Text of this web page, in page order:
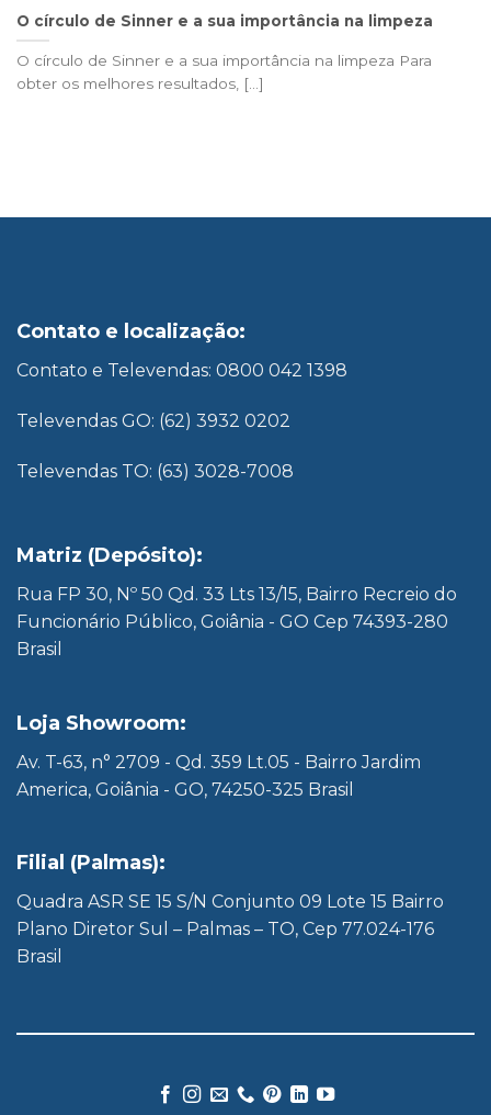
O círculo de Sinner e a sua importância na limpeza
O círculo de Sinner e a sua importância na limpeza Para
obter os melhores resultados, [...]
Contato e localização:
Contato e Televendas: 0800 042 1398
Televendas GO: (62) 3932 0202
Televendas TO: (63) 3028-7008
Matriz (Depósito):
Rua FP 30, Nº 50 Qd. 33 Lts 13/15, Bairro Recreio do
Funcionário Público, Goiânia - GO Cep 74393-280
Brasil
Loja Showroom:
Av. T-63, n° 2709 - Qd. 359 Lt.05 - Bairro Jardim
America, Goiânia - GO, 74250-325 Brasil
Filial (Palmas):
Quadra ASR SE 15 S/N Conjunto 09 Lote 15 Bairro
Plano Diretor Sul – Palmas – TO, Cep 77.024-176
Brasil